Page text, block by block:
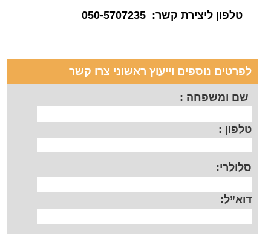
טלפון ליצירת קשר: 050-5707235
לפרטים נוספים וייעוץ ראשוני צרו קשר
שם ומשפחה :
טלפון :
סלולרי:
דוא”ל: